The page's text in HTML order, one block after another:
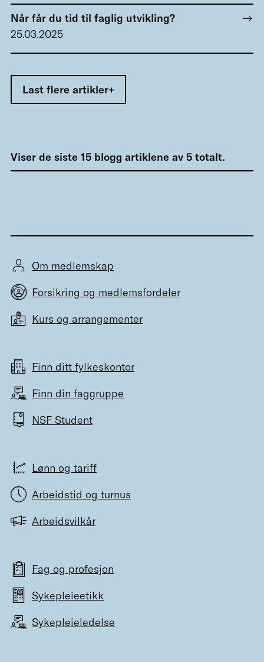
Når får du tid til faglig utvikling?
25.03.2025
Last flere artikler
Viser de siste 15 blogg artiklene av 5 totalt.
Om medlemskap
Forsikring og medlemsfordeler
Kurs og arrangementer
Finn ditt fylkeskontor
Finn din faggruppe
NSF Student
Lønn og tariff
Arbeidstid og turnus
Arbeidsvilkår
Fag og profesjon
Sykepleieetikk
Sykepleieledelse